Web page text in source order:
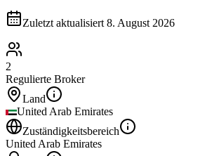
Zuletzt aktualisiert 8. August 2026
2
Regulierte Broker
Land
United Arab Emirates
Zuständigkeitsbereich
United Arab Emirates